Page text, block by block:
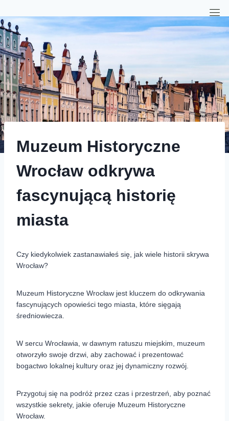
Muzeum Historyczne
Wrocław odkrywa
fascynującą historię
miasta
Czy kiedykolwiek zastanawiałeś się, jak wiele historii skrywa
Wrocław?
Muzeum Historyczne Wrocław jest kluczem do odkrywania
fascynujących opowieści tego miasta, które sięgają
średniowiecza.
W sercu Wrocławia, w dawnym ratuszu miejskim, muzeum
otworzyło swoje drzwi, aby zachować i prezentować
bogactwo lokalnej kultury oraz jej dynamiczny rozwój.
Przygotuj się na podróż przez czas i przestrzeń, aby poznać
wszystkie sekrety, jakie oferuje Muzeum Historyczne
Wrocław.